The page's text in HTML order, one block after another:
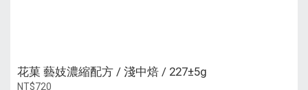
花菓 藝妓濃縮配方 / 淺中焙 / 227±5g
NT$720